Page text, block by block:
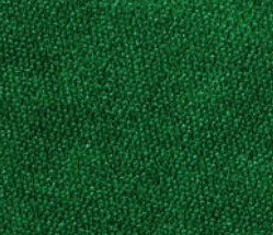
Düsseldorf (CCD Süd). Accanto
3 e 4 parte poi la cosiddetta ‘via
a tutti gli altri spazi di Messe
fiera di potenziare notevolmente le
e di aumentarne
per quanto riguarda gli allestimenti. Il
sarà inaugurato entro l’autunno di
partire da settembre 2019.